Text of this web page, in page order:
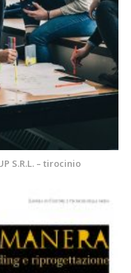
S.R.L. – tirocinio